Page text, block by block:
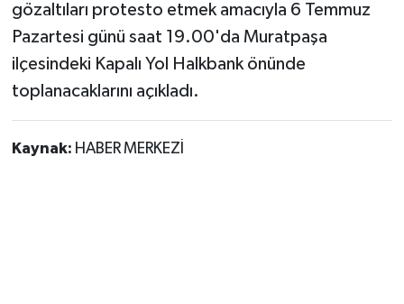
gözaltıları protesto etmek amacıyla 6 Temmuz
Pazartesi günü saat 19.00'da Muratpaşa
ilçesindeki Kapalı Yol Halkbank önünde
toplanacaklarını açıkladı.
Kaynak: HABER MERKEZİ